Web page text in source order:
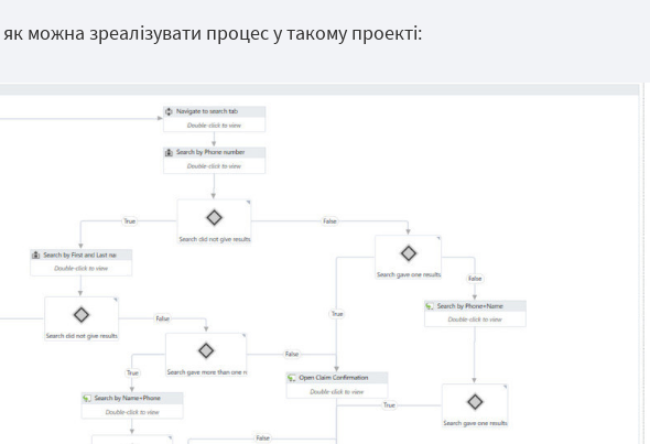
можна зреалізувати процес у такому проекті: